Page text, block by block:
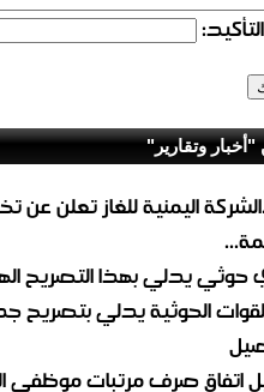
"أخبار وتقارير"
حوثي يدلي بهذا التصريح
الحوثية يدلي
اتفاق صرف مرتبات موظفي